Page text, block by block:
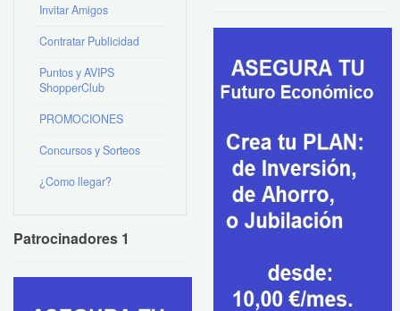
Invitar Amigos
Contratar Publicidad
Puntos y AVIPS
ShopperClub
PROMOCIONES
Concursos y Sorteos
¿Como llegar?
Patrocinadores 1